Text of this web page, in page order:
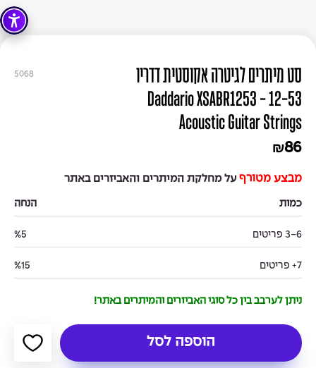
5068
סט מיתרים לגיטרה אקוסטית דדריו
12-53 - Daddario XSABR1253
Acoustic Guitar Strings
₪86
מבצע מטורף על מחלקת המיתרים והאביזרים באתר
כמות הנחה
3-6 פריטים %5
7+ פריטים %15
ניתן לערבב בין כל סוגי האביזרים והמיתרים באתר!
הוספה לסל